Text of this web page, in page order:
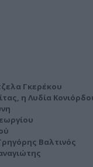
Γκερέκου
η Λυδία
Βαλτινός